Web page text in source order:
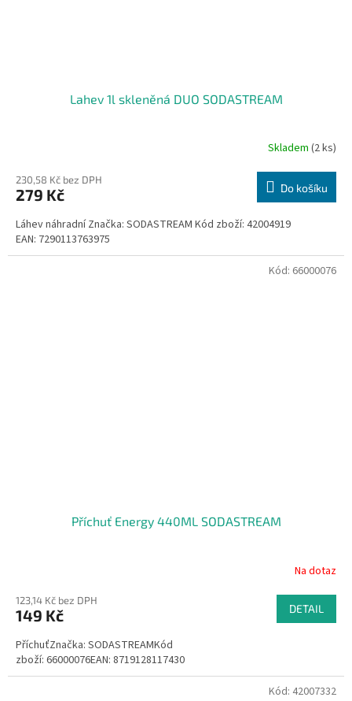
Lahev 1l skleněná DUO SODASTREAM
Skladem (2 ks)
230,58 Kč bez DPH
279 Kč Do košíku
Láhev náhradní Značka: SODASTREAM Kód zboží: 42004919
EAN: 7290113763975
Příchuť Energy 440ML SODASTREAM
Na dotaz
123,14 Kč bez DPH
149 Kč DETAIL
PříchuťZnačka: SODASTREAMKód
zboží: 66000076EAN: 8719128117430
Kód: 66000076
Kód: 42007332